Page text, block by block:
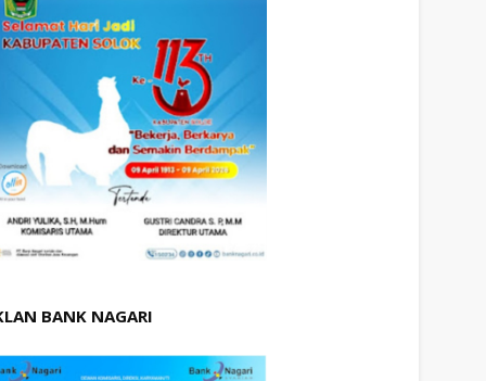
BANK NAGARI